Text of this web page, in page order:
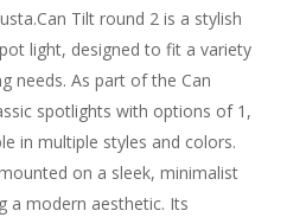
Tilt round 2 is a stylish
light, designed to fit a variety
needs. As part of the Can
spotlights with options of 1,
in multiple styles and colors.
on a sleek, minimalist
a modern aesthetic. Its